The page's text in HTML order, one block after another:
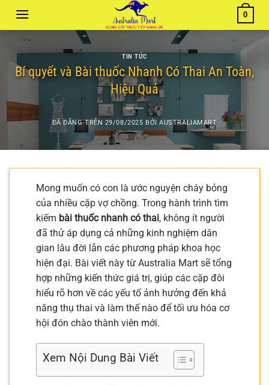
dung
0
TIN TỨC
Bí quyết và Bài thuốc Nhanh Có Thai An Toàn,
Hiệu Quả
ĐÃ ĐĂNG TRÊN 29/08/2025 BỞIAUSTRALIAMART
Mong muốn có con là ước nguyện cháy bỏng
của nhiều cặp vợ chồng. Trong hành trình tìm
kiếm bài thuốc nhanh có thai, không ít người
đã thử áp dụng cả những kinh nghiệm dân
gian lâu đời lẫn các phương pháp khoa học
hiện đại. Bài viết này từ Australia Mart sẽ tổng
hợp những kiến thức giá trị, giúp các cặp đôi
hiểu rõ hơn về các yếu tố ảnh hưởng đến khả
năng thụ thai và làm thế nào để tối ưu hóa cơ
hội đón chào thành viên mới.
Xem Nội Dung Bài Viết